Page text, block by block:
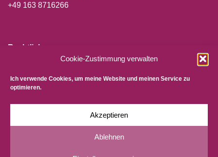
Cookie-Zustimmung verwalten
Ich verwende Cookies, um meine Website und meinen Service zu
optimieren.
Akzeptieren
Ablehnen
+49 163 8716266
Rechtliches
Datenschutzerklärung